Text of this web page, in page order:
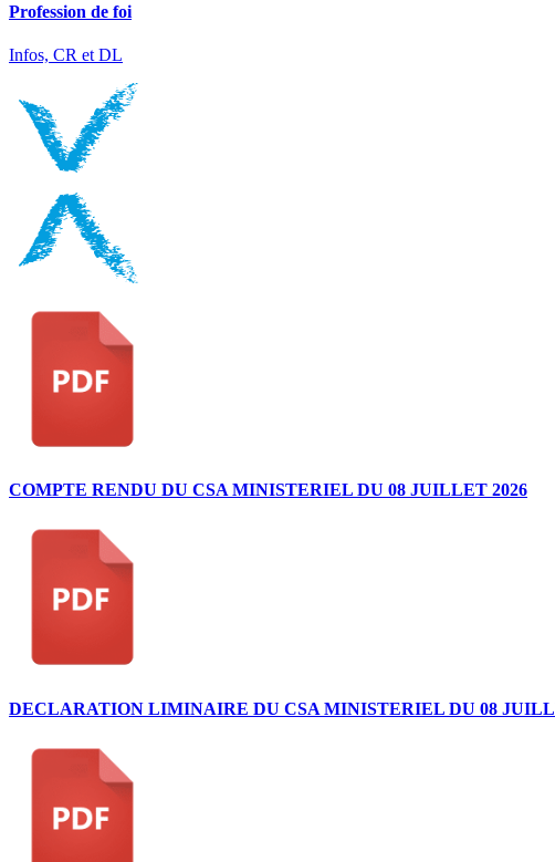
Profession de foi
Infos, CR et DL
COMPTE RENDU DU CSA MINISTERIEL DU 08 JUILLET 2026
DECLARATION LIMINAIRE DU CSA MINISTERIEL DU 08